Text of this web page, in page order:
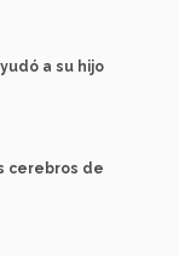
a su hijo
cerebros de